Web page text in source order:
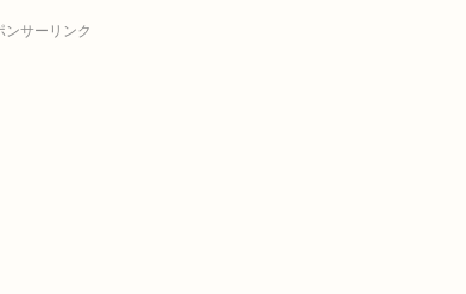
ンサーリンク